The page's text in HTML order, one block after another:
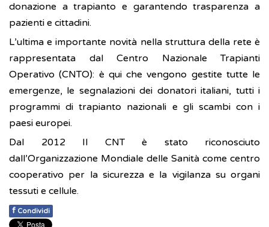
donazione a trapianto e garantendo trasparenza a
pazienti e cittadini.
L’ultima e importante novità nella struttura della rete è
rappresentata dal Centro Nazionale Trapianti
Operativo (CNTO): è qui che vengono gestite tutte le
emergenze, le segnalazioni dei donatori italiani, tutti i
programmi di trapianto nazionali e gli scambi con i
paesi europei.
Dal 2012 Il CNT è stato riconosciuto
dall’Organizzazione Mondiale delle Sanità come centro
cooperativo per la sicurezza e la vigilanza su organi
tessuti e cellule.
f Condividi